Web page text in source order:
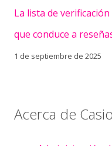
La lista de
que conduce a
1 de septiembre de 2025
Acerca de